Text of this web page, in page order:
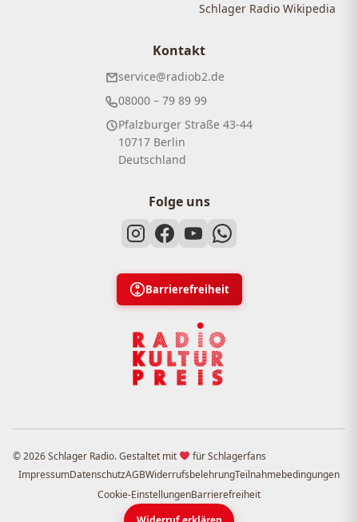
Schlager Radio Wikipedia
Kontakt
service@radiob2.de
08000 – 79 89 99
Pfalzburger Straße 43-44
10717 Berlin
Deutschland
Folge uns
Barrierefreiheit
© 2026 Schlager Radio. Gestaltet mit
für Schlagerfans
ImpressumDatenschutzAGBWiderrufsbelehrungTeilnahmebedingungen
Cookie-EinstellungenBarrierefreiheit